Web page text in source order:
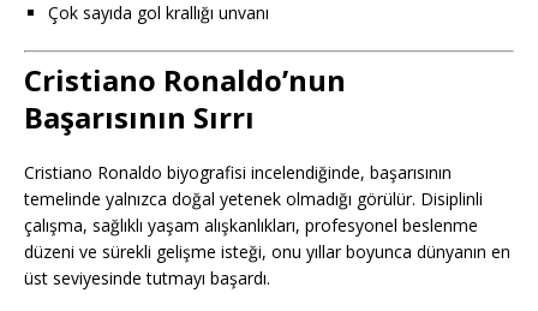
Çok sayıda gol krallığı unvanı
Cristiano Ronaldo’nun
Başarısının Sırrı
Cristiano Ronaldo biyografisi incelendiğinde, başarısının
temelinde yalnızca doğal yetenek olmadığı görülür. Disiplinli
çalışma, sağlıklı yaşam alışkanlıkları, profesyonel beslenme
düzeni ve sürekli gelişme isteği, onu yıllar boyunca dünyanın en
üst seviyesinde tutmayı başardı.